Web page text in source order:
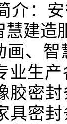
介：
建造
画、
业生
胶密
具密